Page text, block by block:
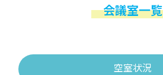
会議室一覧
空室状況